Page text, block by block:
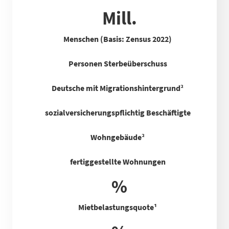
Mill.
Menschen (Basis: Zensus 2022)
Personen Sterbeüberschuss
Deutsche mit Migrationshintergrund²
sozialversicherungspflichtig Beschäftigte
Wohngebäude²
fertiggestellte Wohnungen
%
Mietbelastungsquote¹